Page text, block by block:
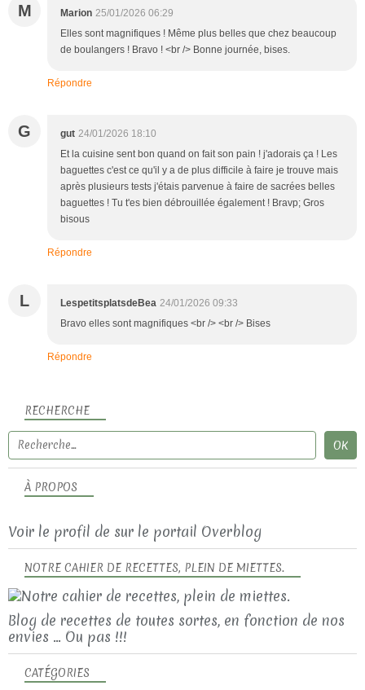
M Marion 25/01/2026 06:29
Elles sont magnifiques ! Même plus belles que chez beaucoup
de boulangers ! Bravo ! <br /> Bonne journée, bises.
Répondre
G gut 24/01/2026 18:10
Et la cuisine sent bon quand on fait son pain ! j'adorais ça ! Les
baguettes c'est ce qu'il y a de plus difficile à faire je trouve mais
après plusieurs tests j'étais parvenue à faire de sacrées belles
baguettes ! Tu t'es bien débrouillée également ! Bravp; Gros
bisous
Répondre
L LespetitsplatsdeBea 24/01/2026 09:33
Bravo elles sont magnifiques <br /> <br /> Bises
Répondre
RECHERCHE
NOTRE CAHIER DE RECETTES, PLEIN DE MIETTES.
Blog de recettes de toutes sortes, en fonction de nos
envies ... Ou pas !!!
À PROPOS
Voir le profil de sur le portail Overblog
CATÉGORIES